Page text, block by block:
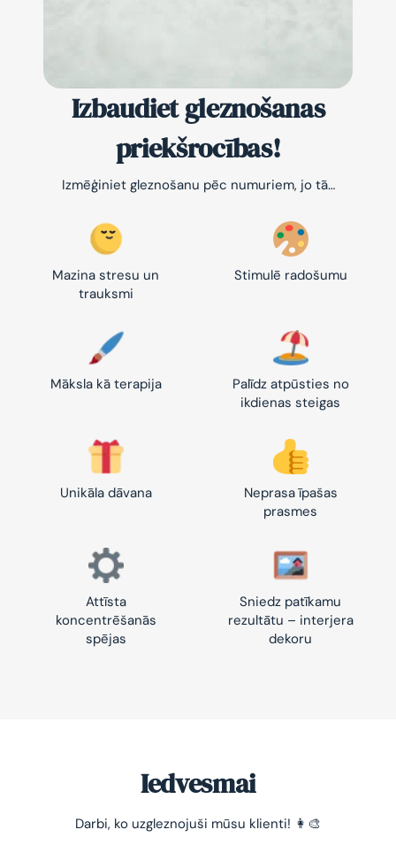
Izbaudiet gleznošanas
priekšrocības!
Izmēģiniet gleznošanu pēc numuriem, jo tā…
Mazina stresu un
trauksmi
Stimulē radošumu
Māksla kā terapija
Palīdz atpūsties no
ikdienas steigas
Unikāla dāvana
Neprasa īpašas
prasmes
Attīsta
koncentrēšanās
spējas
Sniedz patīkamu
rezultātu – interjera
dekoru
Iedvesmai
Darbi, ko uzgleznojuši mūsu klienti! 👩‍🎨